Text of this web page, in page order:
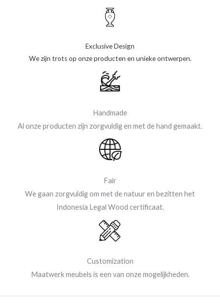
Exclusive Design
We zijn trots op onze producten en unieke ontwerpen.
Handmade
Al onze producten zijn zorgvuldig en met de hand gemaakt.
Fair
We gaan zorgvuldig om met de natuur en bezitten het
Indonesia Legal Wood certificaat.
Customization
Maatwerk meubels is een van onze mogelijkheden.